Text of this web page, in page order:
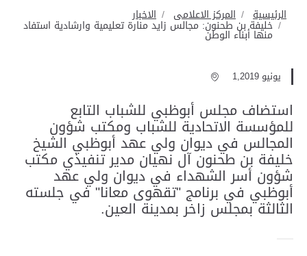
الرئيسية المركز الاعلامى الاخبار
خليفة بن طحنون: مجالس زايد منارة تعليمية وارشادية استفاد
منها أبناء الوطن
يونيو 1,2019
استضاف مجلس أبوظبي للشباب التابع
للمؤسسة الاتحادية للشباب ومكتب شؤون
المجالس في ديوان ولي عهد أبوظبي الشيخ
خليفة بن طحنون آل نهيان مدير تنفيذي مكتب
شؤون أسر الشهداء في ديوان ولي عهد
أبوظبي في برنامج "تقهوى معانا" في جلسته
الثالثة بمجلس زاخر بمدينة العين.